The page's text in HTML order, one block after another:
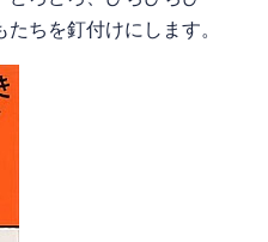
ちを釘付けにします。